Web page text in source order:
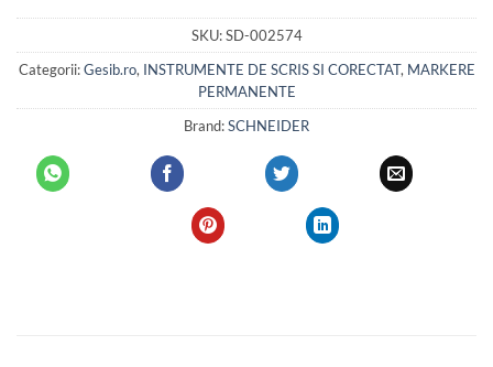
SKU:SD-002574
Categorii:Gesib.ro, INSTRUMENTE DE SCRIS SI CORECTAT, MARKERE
PERMANENTE
Brand:SCHNEIDER